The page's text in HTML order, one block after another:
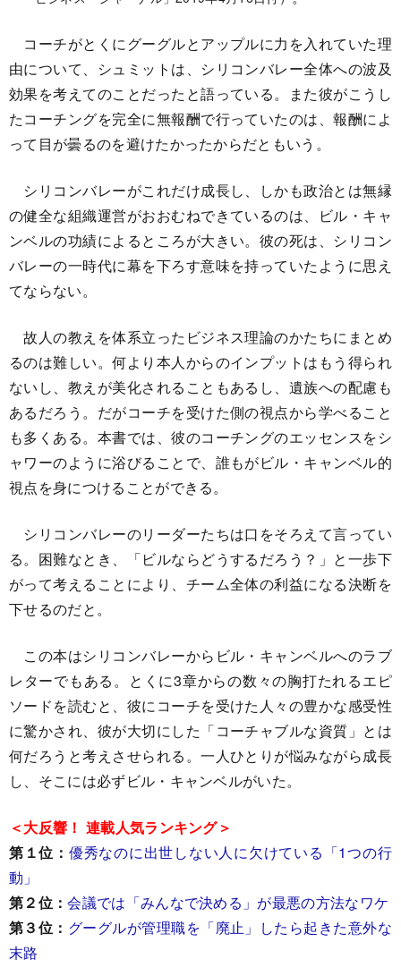
コーチがとくにグーグルとアップルに力を入れていた理
由について、シュミットは、シリコンバレー全体への波及
効果を考えてのことだったと語っている。また彼がこうし
たコーチングを完全に無報酬で行っていたのは、報酬によ
って目が曇るのを避けたかったからだともいう。
シリコンバレーがこれだけ成長し、しかも政治とは無縁
の健全な組織運営がおおむねできているのは、ビル・キャ
ンベルの功績によるところが大きい。彼の死は、シリコン
バレーの一時代に幕を下ろす意味を持っていたように思え
てならない。
故人の教えを体系立ったビジネス理論のかたちにまとめ
るのは難しい。何より本人からのインプットはもう得られ
ないし、教えが美化されることもあるし、遺族への配慮も
あるだろう。だがコーチを受けた側の視点から学べること
も多くある。本書では、彼のコーチングのエッセンスをシ
ャワーのように浴びることで、誰もがビル・キャンベル的
視点を身につけることができる。
シリコンバレーのリーダーたちは口をそろえて言ってい
る。困難なとき、「ビルならどうするだろう？」と一歩下
がって考えることにより、チーム全体の利益になる決断を
下せるのだと。
この本はシリコンバレーからビル・キャンベルへのラブ
レターでもある。とくに3章からの数々の胸打たれるエピ
ソードを読むと、彼にコーチを受けた人々の豊かな感受性
に驚かされ、彼が大切にした「コーチャブルな資質」とは
何だろうと考えさせられる。一人ひとりが悩みながら成長
し、そこには必ずビル・キャンベルがいた。
＜大反響！ 連載人気ランキング＞
第１位： 優秀なのに出世しない人に欠けている「1つの行
動」
第２位：会議では「みんなで決める」が最悪の方法なワケ
第３位： グーグルが管理職を「廃止」したら起きた意外な
末路